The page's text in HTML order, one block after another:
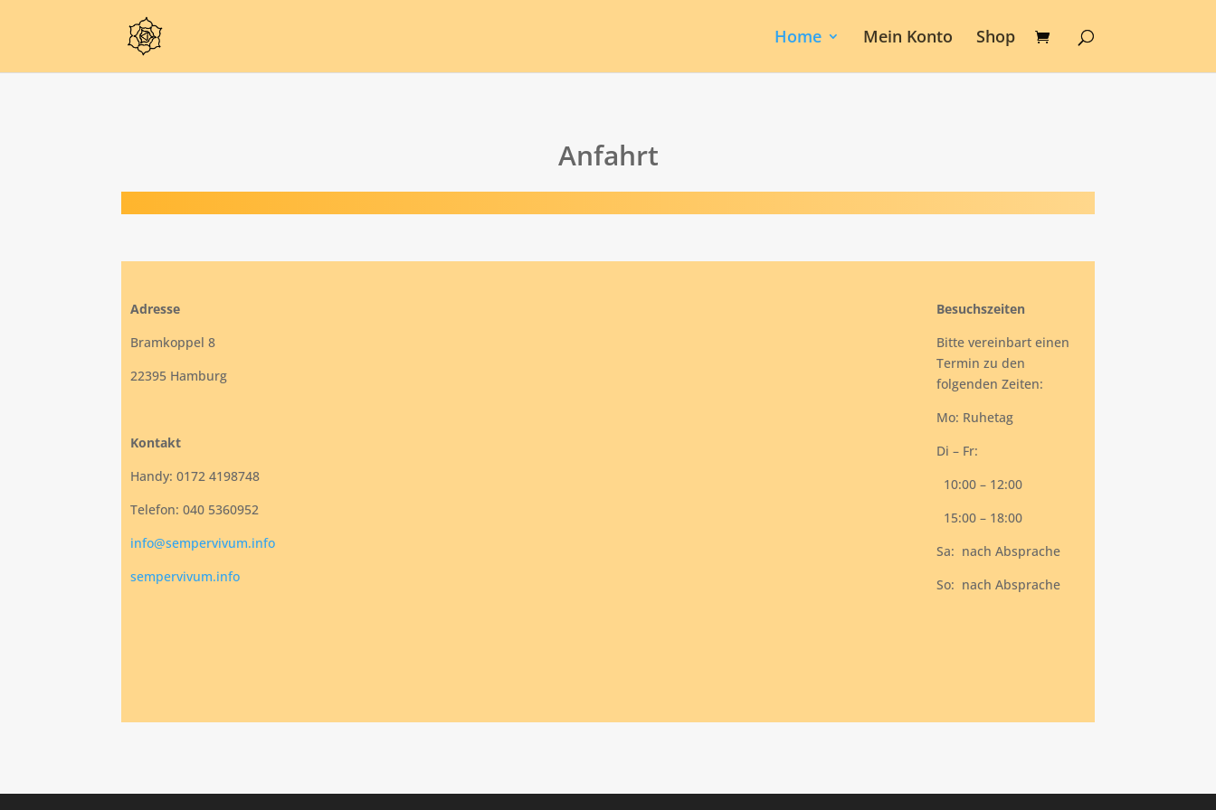
Home Mein Konto Shop
Anfahrt
Adresse
Bramkoppel 8
22395 Hamburg
Kontakt
Handy: 0172 4198748
Telefon: 040 5360952
info@sempervivum.info
sempervivum.info
Besuchszeiten
Bitte vereinbart einen
Termin zu den
folgenden Zeiten:
Mo: Ruhetag
Di – Fr:
10:00 – 12:00
15:00 – 18:00
Sa: nach Absprache
So: nach Absprache